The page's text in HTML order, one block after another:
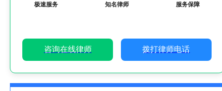
极速服务 知名律师 服务保障
咨询在线律师 拨打律师电话